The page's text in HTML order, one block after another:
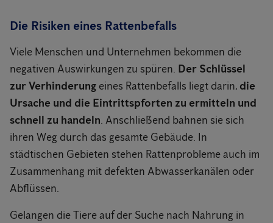
Die Risiken eines Rattenbefalls
Viele Menschen und Unternehmen bekommen die
negativen Auswirkungen zu spüren. Der Schlüssel
zur Verhinderung eines Rattenbefalls liegt darin, die
Ursache und die Eintrittspforten zu ermitteln und
schnell zu handeln. Anschließend bahnen sie sich
ihren Weg durch das gesamte Gebäude. In
städtischen Gebieten stehen Rattenprobleme auch im
Zusammenhang mit defekten Abwasserkanälen oder
Abflüssen.
Gelangen die Tiere auf der Suche nach Nahrung in